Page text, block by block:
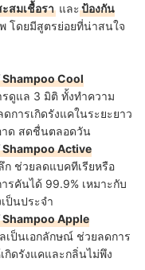
สมเชื้อรา และป้องกัน
โดยมีสูตรย่อยที่น่าสนใจ
Cool
รดูแล 3 มิติ ทั้งทำความ
การเกิดรังแคในระยะยาว
าด สดชื่นตลอดวัน
Active
ก ช่วยลดแบคทีเรียหรือ
รคันได้ 99.9% เหมาะกับ
ป็นประจำ
Apple
ป็นเอกลักษณ์ ช่วยลดการ
กิดรังแคและกลิ่นไม่พึง